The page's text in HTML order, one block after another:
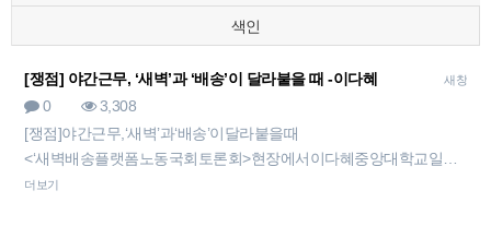
색인
새창
[쟁점] 야간근무, ‘새벽’과 ‘배송’이 달라붙을 때 -이다혜
0
3,308
[쟁점]야간근무,‘새벽’과‘배송’이달라붙을때
<‘새벽배송플랫폼노동국회토론회>현장에서이다혜중앙대학교일…
더보기